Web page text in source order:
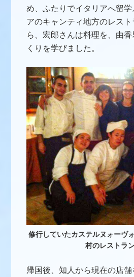
め、ふたりでイタリアへ留学
アのキャンティ地方のレス
ら、宏郎さんは料理を、由
くりを学びました。
修行していたカステルヌォーヴ
村のレストラ
帰国後、知人から現在の店舗